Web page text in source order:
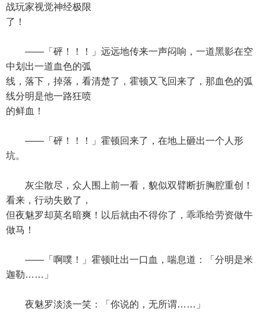
战玩家视觉神经极限
了！
——「砰！！！」远远地传来一声闷响，一道黑影在空
中划出一道血色的弧
线，落下，掉落，看清楚了，霍顿又飞回来了，那血色的弧
线分明是他一路狂喷
的鲜血！
——「砰！！！」霍顿回来了，在地上砸出一个人形
坑。
灰尘散尽，众人围上前一看，貌似双臂断折胸腔重创！
看来，行动失败了，
但夜魅罗却莫名暗爽！以后就由不得你了，乖乖给劳资做牛
做马！
——「啊噗！」霍顿吐出一口血，喘息道：「分明是米
迦勒……」
夜魅罗淡淡一笑：「你说的，无所谓……」